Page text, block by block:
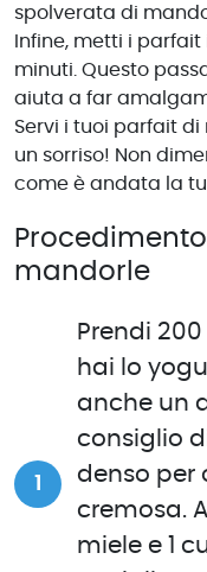
spolverata di
Infine, metti i parfait
minuti. Questo
aiuta a far
Servi i tuoi parfait
un sorriso! Non
come è andata la
mandorle
Prendi
hai lo
anche un
consiglio
denso per
cremosa.
miele e 1